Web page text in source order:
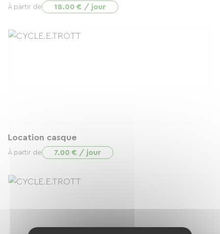
À partir de 18.00 € / jour
Location casque
À partir de 7.00 € / jour